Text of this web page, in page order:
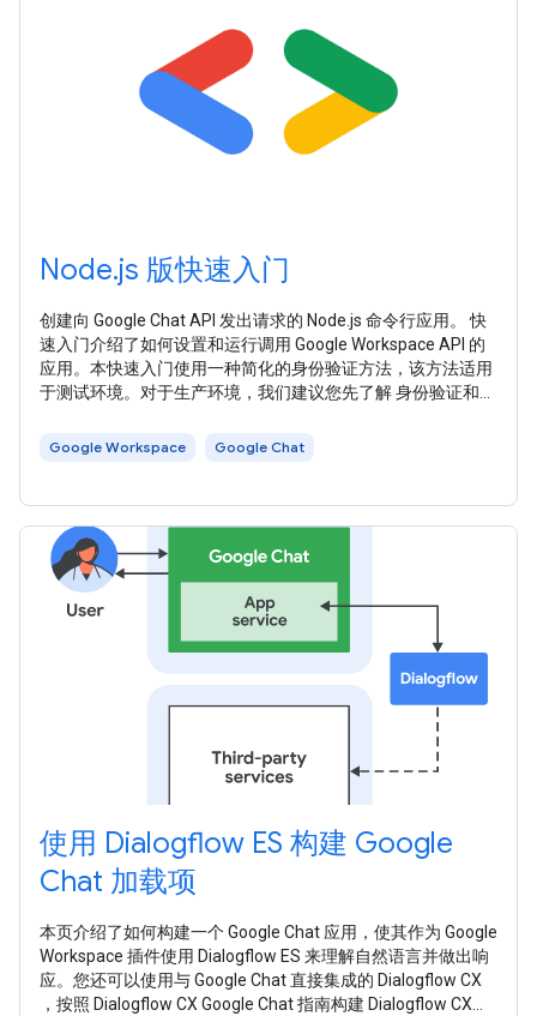
Node.js 版快速入门
创建向 Google Chat API 发出请求的 Node.js 命令行应用。 快
速入门介绍了如何设置和运行调用 Google Workspace API 的
应用。本快速入门使用一种简化的身份验证方法，该方法适用
于测试环境。对于生产环境，我们建议您先了解 身份验证和授
Google Workspace 推荐的 API 客户端库来处理身份验证和授
Google Workspace Google Chat
使用 Dialogflow ES 构建 Google
Chat 加载项
本页介绍了如何构建一个 Google Chat 应用，使其作为 Google
Workspace 插件使用 Dialogflow ES 来理解自然语言并做出响
应。您还可以使用与 Google Chat 直接集成的 Dialogflow CX
，按照 Dialogflow CX Google Chat 指南构建 Dialogflow CX